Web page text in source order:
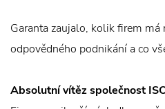
Garanta zaujalo, kolik firem
odpovědného podnikání a co
Absolutní vítěz společnost